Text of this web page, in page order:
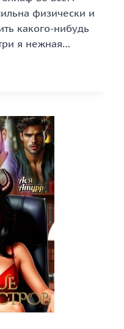
физически и
какого-нибудь
я нежная…